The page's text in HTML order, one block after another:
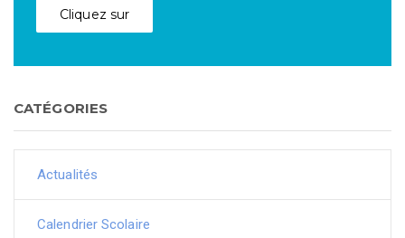
Cliquez sur
CATÉGORIES
Actualités
Calendrier Scolaire